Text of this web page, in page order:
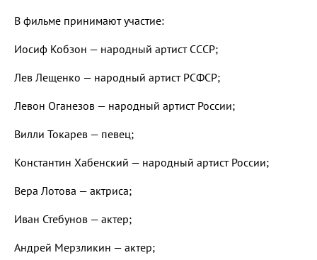
В фильме принимают участие:
Иосиф Кобзон — народный артист СССР;
Лев Лещенко — народный артист РСФСР;
Левон Оганезов — народный артист России;
Вилли Токарев — певец;
Константин Хабенский — народный артист России;
Вера Лотова — актриса;
Иван Стебунов — актер;
Андрей Мерзликин — актер;